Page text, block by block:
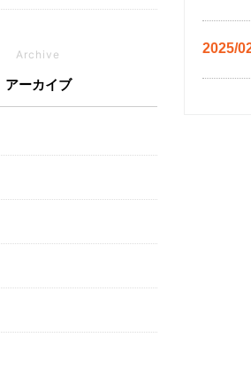
2025/
Archive
アーカイブ